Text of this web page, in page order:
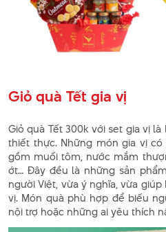
Giỏ quà Tết gia vị
Giỏ quà Tết 300k với set gia vị
thiết thực. Những món gia vị
gồm muối tôm, nước mắm
ớt… Đây đều là những sản
người Việt, vừa ý nghĩa, vừa
vị. Món quà phù hợp để biếu
nội trợ hoặc những ai yêu thích